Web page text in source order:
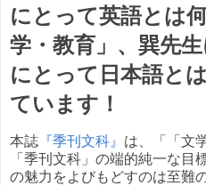
にとって英語とは
学・教育」、巽先
にとって日本語と
ています！
本誌 『季刊文科』 は、「「文
「季刊文科」の端的純一な目
の魅力をよびもどすのは至難